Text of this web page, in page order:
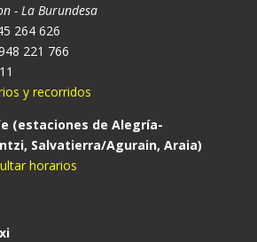
- La Burundesa
264 626
221 766
y recorridos
(estaciones de Alegría-
Salvatierra/Agurain, Araia)
horarios